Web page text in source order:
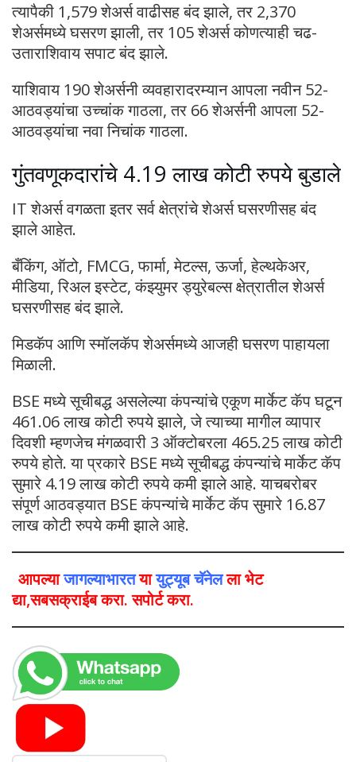
त्यापैकी 1,579 शेअर्स वाढीसह बंद झाले, तर 2,370
शेअर्समध्ये घसरण झाली, तर 105 शेअर्स कोणत्याही चढ-
उताराशिवाय सपाट बंद झाले.
याशिवाय 190 शेअर्सनी व्यवहारादरम्यान आपला नवीन 52-
आठवड्यांचा उच्चांक गाठला, तर 66 शेअर्सनी आपला 52-
आठवड्यांचा नवा निचांक गाठला.
गुंतवणूकदारांचे 4.19 लाख कोटी रुपये बुडाले
IT शेअर्स वगळता इतर सर्व क्षेत्रांचे शेअर्स घसरणीसह बंद
झाले आहेत.
बँकिंग, ऑटो, FMCG, फार्मा, मेटल्स, ऊर्जा, हेल्थकेअर,
मीडिया, रिअल इस्टेट, कंझ्युमर ड्युरेबल्स क्षेत्रातील शेअर्स
घसरणीसह बंद झाले.
मिडकॅप आणि स्मॉलकॅप शेअर्समध्ये आजही घसरण पाहायला
मिळाली.
BSE मध्ये सूचीबद्ध असलेल्या कंपन्यांचे एकूण मार्केट कॅप घटून
461.06 लाख कोटी रुपये झाले, जे त्याच्या मागील व्यापार
दिवशी म्हणजेच मंगळवारी 3 ऑक्टोबरला 465.25 लाख कोटी
रुपये होते. या प्रकारे BSE मध्ये सूचीबद्ध कंपन्यांचे मार्केट कॅप
सुमारे 4.19 लाख कोटी रुपये कमी झाले आहे. याचबरोबर
संपूर्ण आठवड्यात BSE कंपन्यांचे मार्केट कॅप सुमारे 16.87
लाख कोटी रुपये कमी झाले आहे.
आपल्याजागल्याभारतयायुट्यूब चॅनेलला भेट
द्या,सबसक्राईब करा. सपोर्ट करा.